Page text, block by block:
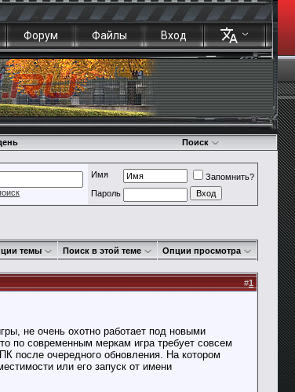
Форум Файлы Вход
Поиск
Имя
Запомнить?
Пароль
темы Поиск в этой теме Опции просмотра
#1
не очень охотно работает под новыми
по современным меркам игра требует совсем
после очередного обновления. На котором
или его запуск от имени